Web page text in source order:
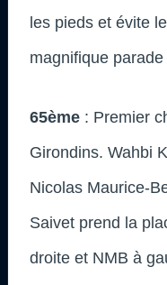
les pieds et évite
magnifique
65ème : Premier
Girondins. Wahbi
Nicolas Maurice-
Saivet prend la
droite et NMB à